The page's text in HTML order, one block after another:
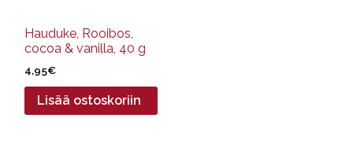
Hauduke, Rooibos,
cocoa & vanilla, 40 g
4,95€
Lisää ostoskoriin